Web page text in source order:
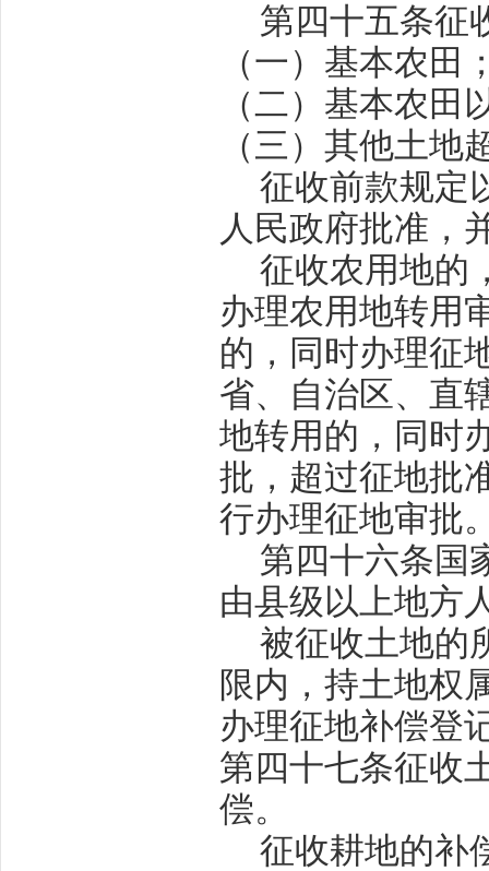
第四十五条征
（一）基本农田
（二）基本农
（三）其他土地
征收前款规定
人民政府批准，
征收农用地的
办理农用地转用
的，同时办理征
省、自治区、直
地转用的，同时
批，超过征地批
行办理征地审批
第四十六条 国
由县级以上地方
被征收土地的
限内，持土地权
办理征地补偿登
第四十七条征收
偿。
征收耕地的补